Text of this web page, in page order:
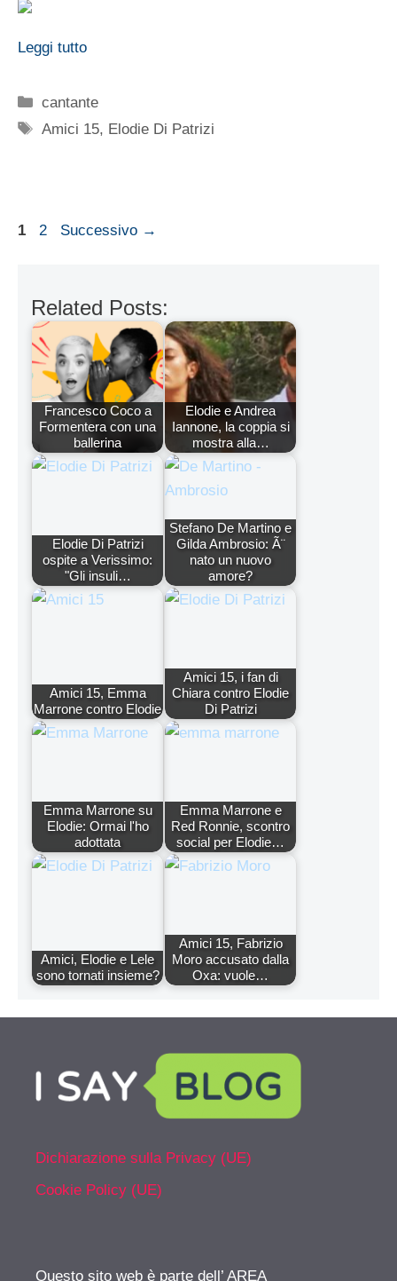
Leggi tutto
Categorie
cantante
Tag
Amici 15, Elodie Di Patrizi
Pagina
1 Pagina
2 Successivo →
Related Posts:
Francesco Coco a
Formentera con una
ballerina
Elodie e Andrea
Iannone, la coppia si
mostra alla…
Elodie Di Patrizi
ospite a Verissimo:
"Gli insuli…
Stefano De Martino e
Gilda Ambrosio: Ã¨
nato un nuovo
amore?
Amici 15, Emma
Marrone contro Elodie
Amici 15, i fan di
Chiara contro Elodie
Di Patrizi
Emma Marrone su
Elodie: Ormai l'ho
adottata
Emma Marrone e
Red Ronnie, scontro
social per Elodie…
Amici, Elodie e Lele
sono tornati insieme?
Amici 15, Fabrizio
Moro accusato dalla
Oxa: vuole…
Dichiarazione sulla Privacy (UE)
Cookie Policy (UE)
Questo sito web è parte dell’ AREA